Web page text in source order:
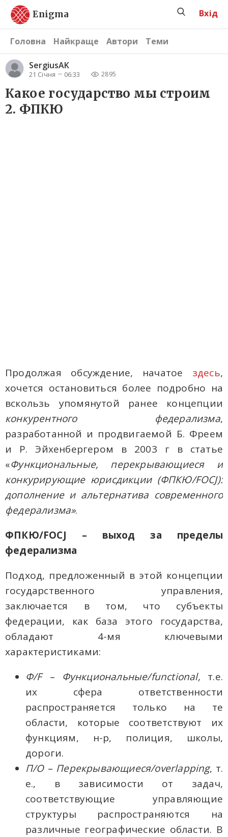
Enigma
Головна Найкраще Автори Теми
Вхід
SergiusAK
21 Січня 06:33 2895
Какое государство мы строим
2. ФПКЮ
Продолжая обсуждение, начатое здесь,
хочется остановиться более подробно на
вскользь упомянутой ранее концепции
конкурентного федерализма,
разработанной и продвигаемой Б. Фреем
и Р. Эйхенбергером в 2003 г в статье
«Функциональные, перекрывающиеся и
конкурирующие юрисдикции (ФПКЮ/FOCJ):
дополнение и альтернатива современного
федерализма».
ФПКЮ/FOCJ – выход за пределы
федерализма
Подход, предложенный в этой концепции
государственного управления,
заключается в том, что субъекты
федерации, как база этого государства,
обладают 4-мя ключевыми
характеристиками:
Ф/F– Функциональные/functional, т.е.
их сфера ответственности
распространяется только на те
области, которые соответствуют их
функциям, н-р, полиция, школы,
дороги.
П/O– Перекрывающиеся/overlapping, т.
е., в зависимости от задач,
соответствующие управляющие
структуры распространяются на
различные географические области. В